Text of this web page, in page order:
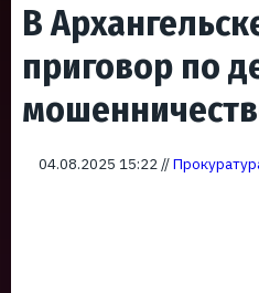
В
приговор по
04.08.2025 15:22 //